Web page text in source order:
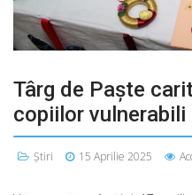
Târg de Paște
copiilor
Știri 15 Aprilie 2025